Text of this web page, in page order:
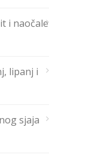
i naočale
lipanj i
sjaja